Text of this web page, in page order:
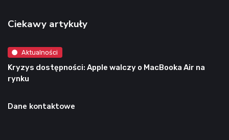
Ciekawy artykuły
Aktualności
Kryzys dostępności: Apple walczy o MacBooka Air na
rynku
Dane kontaktowe